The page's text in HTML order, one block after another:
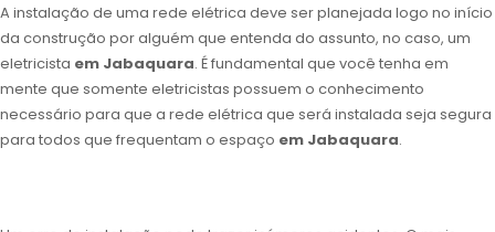
A instalação de uma rede elétrica deve ser planejada logo no início
da construção por alguém que entenda do assunto, no caso, um
eletricista em Jabaquara. É fundamental que você tenha em
mente que somente eletricistas possuem o conhecimento
necessário para que a rede elétrica que será instalada seja segura
para todos que frequentam o espaço em Jabaquara.